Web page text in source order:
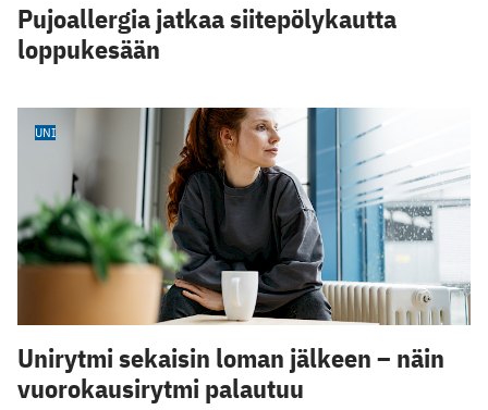
Pujoallergia jatkaa siitepölykautta
loppukesään
UNI
Unirytmi sekaisin loman jälkeen – näin
vuorokausirytmi palautuu